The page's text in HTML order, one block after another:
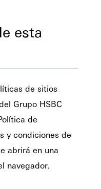
esta
de sitios
Grupo HSBC
de
y condiciones de
abrirá en una
navegador.